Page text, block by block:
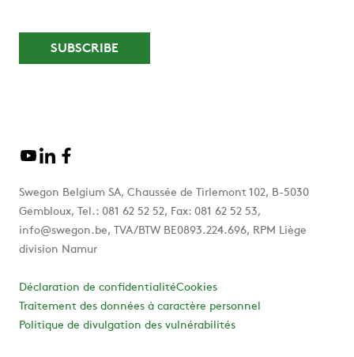
Swegon Belgium SA, Chaussée de Tirlemont 102, B-5030
Gembloux, Tel.: 081 62 52 52, Fax: 081 62 52 53,
info@swegon.be, TVA/BTW BE0893.224.696, RPM Liège
division Namur
Déclaration de confidentialitéCookies
Traitement des données à caractère personnel
Politique de divulgation des vulnérabilités